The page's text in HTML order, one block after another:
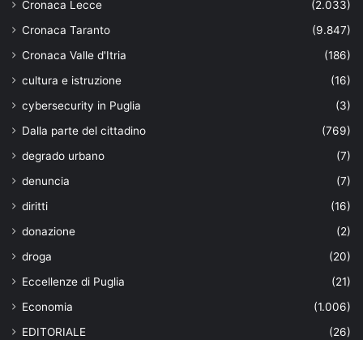
Cronaca Lecce
(2.033)
Cronaca Taranto
(9.847)
Cronaca Valle d'Itria
(186)
cultura e istruzione
(16)
cybersecurity in Puglia
(3)
Dalla parte del cittadino
(769)
degrado urbano
(7)
denuncia
(7)
diritti
(16)
donazione
(2)
droga
(20)
Eccellenze di Puglia
(21)
Economia
(1.006)
EDITORIALE
(26)